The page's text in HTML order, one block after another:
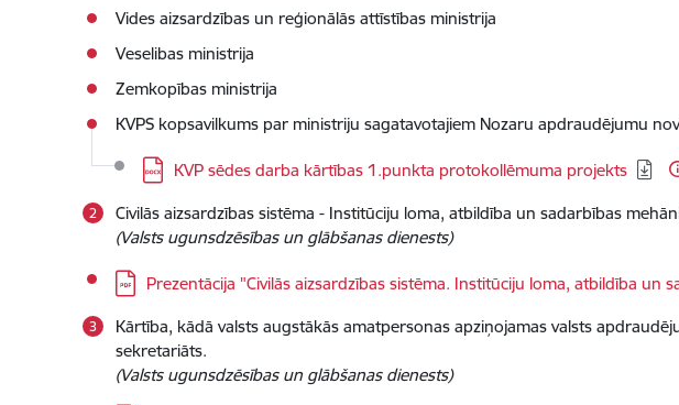
Vides aizsardzības un reģionālās attīstības ministrija
Veselibas ministrija
Zemkopības ministrija
KVPS kopsavilkums par ministriju sagatavotajiem Nozaru apdraudējumu
Lejupielādēt:
KVP sēdes darba kārtības 1.punkta protokollēmuma projekts
Civilās aizsardzības sistēma - Institūciju loma, atbildība un sadarbības
(Valsts ugunsdzēsības un glābšanas dienests)
Lejupielādēt:
Prezentācija "Civilās aizsardzības sistēma. Institūciju loma, atbildība un
Kārtība, kādā valsts augstākās amatpersonas apziņojamas valsts
sekretariāts.
(Valsts ugunsdzēsības un glābšanas dienests)